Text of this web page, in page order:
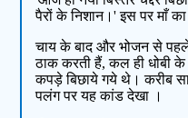
पैरों के निशान।' इस पर माँ का
चाय के बाद और भोजन से
ठाक करती हैं, कल ही
कपड़े बिछाये गये थे। करीब
पलंग पर यह कांड देखा ।